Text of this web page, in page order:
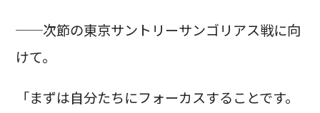
──次節の東京サントリーサンゴリアス戦に向
けて。
「まずは自分たちにフォーカスすることです。